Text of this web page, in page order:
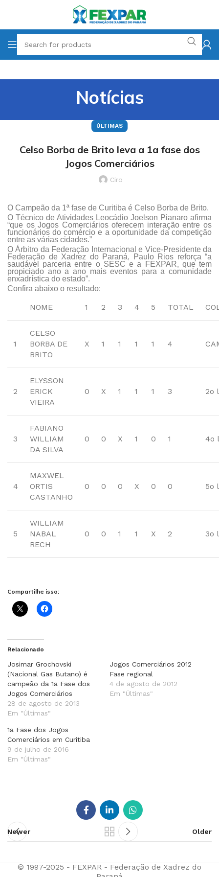
Notícias
ÚLTIMAS
Celso Borba de Brito leva a 1a fase dos
Jogos Comerciários
Ciro
O Campeão da 1ª fase de Curitiba é Celso Borba de Brito.
O Técnico de Atividades Leocádio Joelson Pianaro afirma
“que os Jogos Comerciários oferecem interação entre os
funcionários do comércio e a oportunidade da competição
entre as várias cidades.”
O Árbitro da Federação Internacional e Vice-Presidente da
Federação de Xadrez do Paraná, Paulo Rios reforça “a
saudável parceria entre o SESC e a FEXPAR, que tem
propiciado ano a ano mais eventos para a comunidade
enxadrística do estado”.
Confira abaixo o resultado:
NOME 1 2 3 4 5 TOTAL
1
CELSO
BORBA DE
BRITO
X 1 1 1 1 4
2
ELYSSON
ERICK
VIEIRA
0 X 1 1 1 3 2o
3
FABIANO
WILLIAM
DA SILVA
0 0 X 1 0 1 4o
4
MAXWEL
ORTIS
CASTANHO
0 0 0 X 0 0 5o
5
WILLIAM
NABAL
RECH
0 0 1 1 X 2 3o
Compartilhe isso:
Relacionado
Josimar Grochovski
(Nacional Gas Butano) é
campeão da 1a Fase dos
Jogos Comerciários
28 de agosto de 2013
Em "Últimas"
Jogos Comerciários 2012
Fase regional
4 de agosto de 2012
Em "Últimas"
1a Fase dos Jogos
Comerciários em Curitiba
9 de julho de 2016
Em "Últimas"
Newer Older
© 1997-2025 - FEXPAR - Federação de Xadrez do